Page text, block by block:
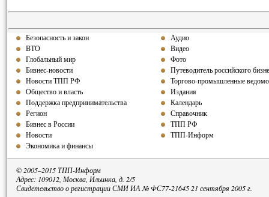
Безопасность и закон
ВТО
Глобальный мир
Бизнес-новости
Новости ТПП РФ
Общество и власть
Поддержка предпринимательства
Регион
Бизнес в России
Новости
Экономика и финансы
Аудио
Видео
Фото
Путеводитель российского
Торгово-промышленные
Издания
Календарь
Справочник
ТПП РФ
ТПП-Информ
© 2005–2015 ТПП-Информ
Адрес: 109012, Москва, Ильинка, д. 2/5
Свидетельство о регистрации СМИ ИА № ФС77-21645 21 сентября 2005 г.